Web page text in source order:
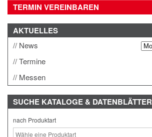
TERMIN VEREINBAREN
AKTUELLES
News
Termine
Messen
SUCHE KATALOGE & DATENBLÄTTER
nach Produktart